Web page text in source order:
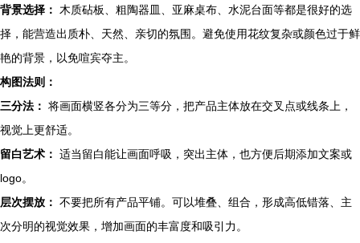
背景选择：
木质砧板、粗陶器皿、亚麻桌布、水泥台面等都是很好的选
择，能营造出质朴、天然、亲切的氛围。避免使用花纹复杂或颜色过于鲜
艳的背景，以免喧宾夺主。
构图法则：
三分法： 将画面横竖各分为三等分，把产品主体放在交叉点或线条上，
视觉上更舒适。
留白艺术： 适当留白能让画面呼吸，突出主体，也方便后期添加文案或
logo。
层次摆放： 不要把所有产品平铺。可以堆叠、组合，形成高低错落、主
次分明的视觉效果，增加画面的丰富度和吸引力。